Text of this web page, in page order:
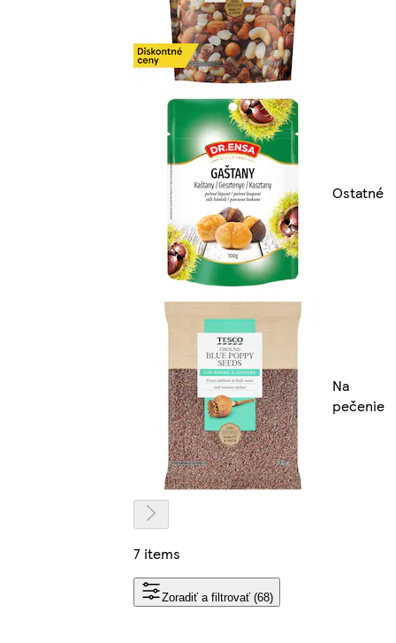
Ostatné
Na
pečenie
7 items
Zoradiť a filtrovať (68)